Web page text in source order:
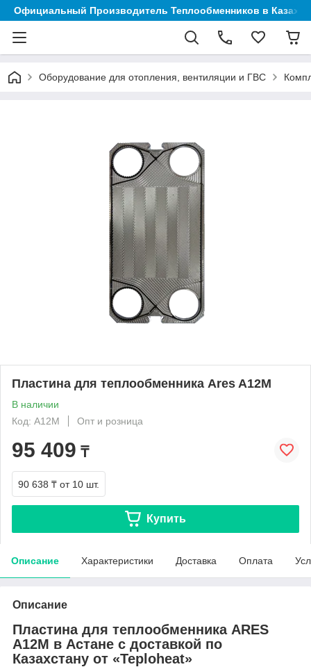
Официальный Производитель Теплообменников в
Оборудование для отопления, вентиляции и ГВС
Пластина для теплообменника Ares A12M
В наличии
Код: A12M
Опт и розница
95 409 ₸
90 638 ₸ от 10 шт.
Купить
Описание Характеристики Доставка Оплата
Описание
Пластина для теплообменника ARES
A12M в Астане с доставкой по
Казахстану от «Teploheat»